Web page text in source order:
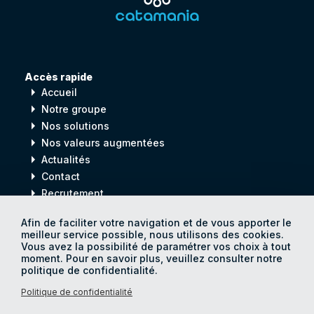
Afin de faciliter votre navigation et de vous apporter le
meilleur service possible, nous utilisons des cookies.
Vous avez la possibilité de paramétrer vos choix à tout
moment. Pour en savoir plus, veuillez consulter notre
politique de confidentialité.
Politique de confidentialité
Accès rapide
arrow_right Accueil
arrow_right Notre groupe
arrow_right Nos solutions
arrow_right Nos valeurs augmentées
arrow_right Actualités
arrow_right Contact
arrow_rightRecrutement
Digitalprocess
for Human progress